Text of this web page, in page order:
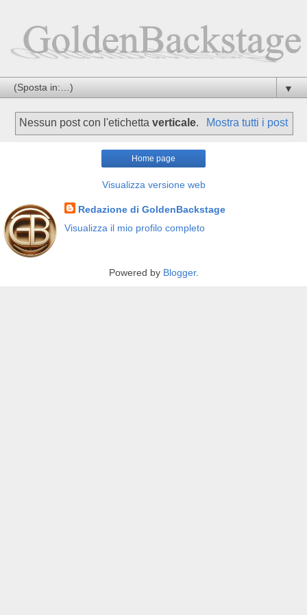
▼
Nessun post con l'etichettaverticale. Mostra tutti i post
Home page
Visualizza versione web
Redazione di GoldenBackstage
Visualizza il mio profilo completo
Powered by Blogger.